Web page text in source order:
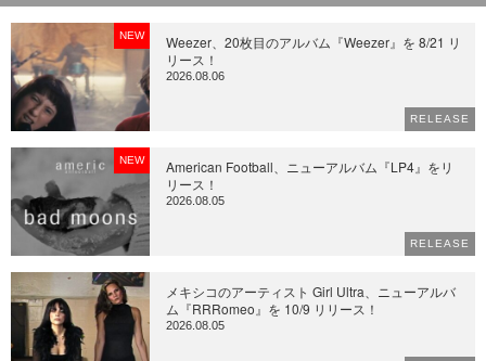
NEW
Weezer、20枚目のアルバム『Weezer』を 8/21 リ
リース！
2026.08.06
RELEASE
NEW
American Football、ニューアルバム『LP4』をリ
リース！
2026.08.05
RELEASE
メキシコのアーティスト Girl Ultra、ニューアルバ
ム『RRRomeo』を 10/9 リリース！
2026.08.05